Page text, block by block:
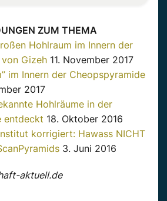
ZUM THEMA
Hohlraum im Innern der
Gizeh 11. November 2017
im Innern der Cheopspyramide
2017
Hohlräume in der
entdeckt 18. Oktober 2016
korrigiert: Hawass NICHT
3. Juni 2016
aktuell.de